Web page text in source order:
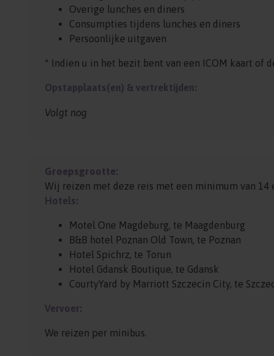
Overige lunches en diners
Consumpties tijdens lunches en diners
Persoonlijke uitgaven
* Indien u in het bezit bent van een ICOM kaart
Opstapplaats(en) & vertrektijden:
Volgt nog
Groepsgrootte:
Wij reizen met deze reis met een minimum van 14
Hotels:
Motel One Magdeburg, te Maagdenburg
B&B hotel Poznan Old Town, te Poznan
Hotel Spichrz, te Torun
Hotel Gdansk Boutique, te Gdansk
CourtyYard by Marriott Szczecin City, te
Vervoer:
We reizen per minibus.